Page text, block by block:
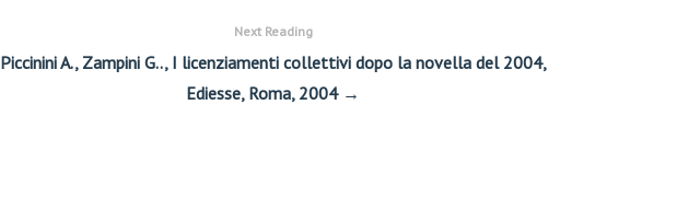
Next Reading
Piccinini A., Zampini G.., I licenziamenti collettivi dopo la novella del 2004,
Ediesse, Roma, 2004 →